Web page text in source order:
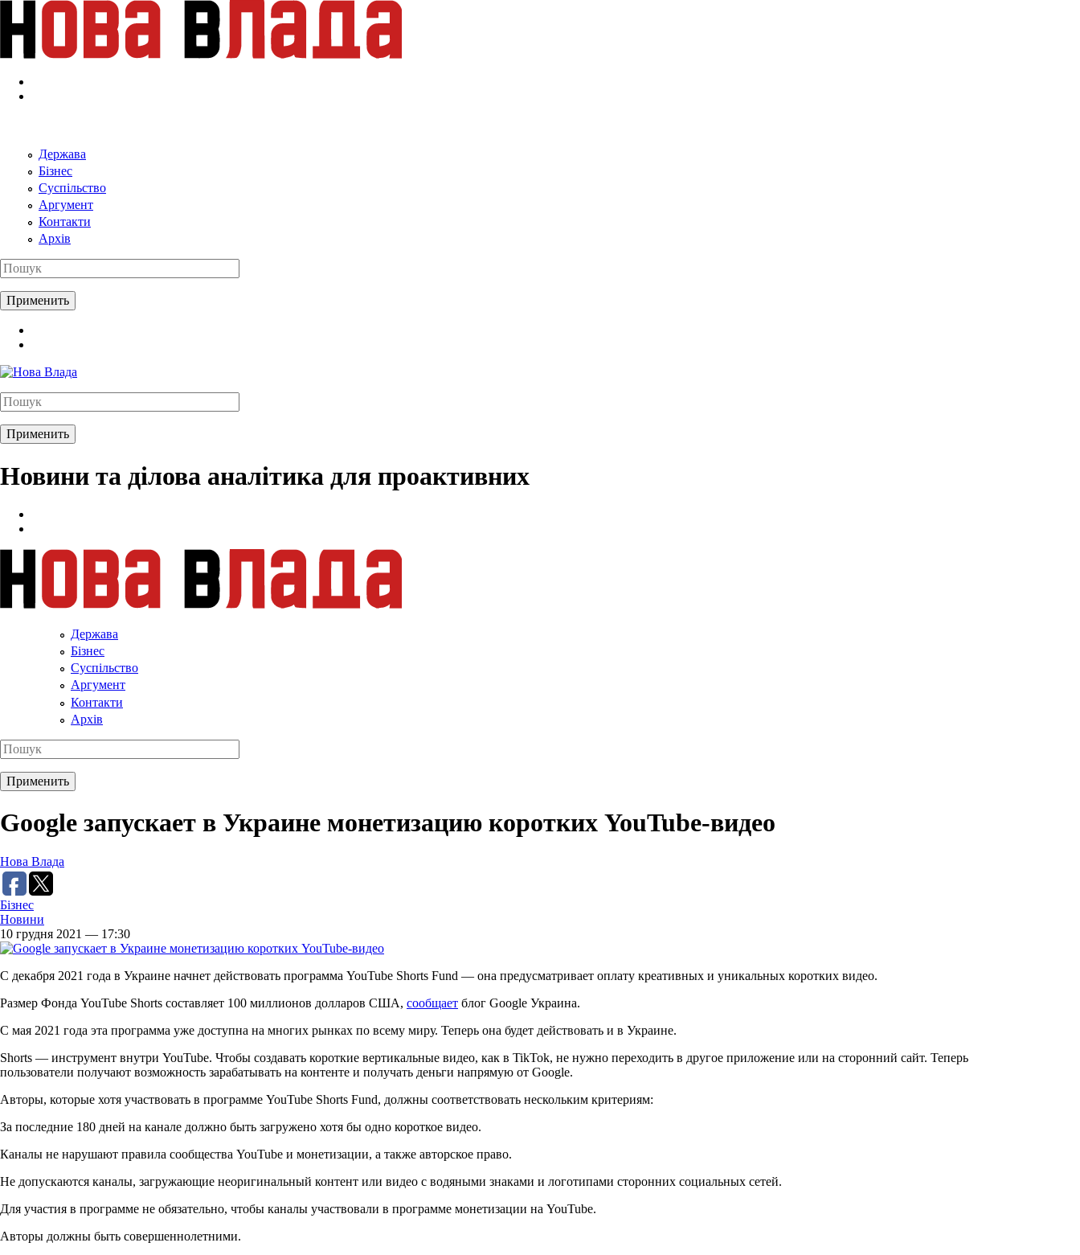
Перейти к основному содержанию
Держава
Бізнес
Суспільство
Аргумент
Контакти
Архів
Новини та ділова аналітика для проактивних
Держава
Бізнес
Суспільство
Аргумент
Контакти
Архів
Google запускает в Украине монетизацию коротких YouTube-видео
Нова Влада
Бізнес
Новини
10 грудня 2021 — 17:30
С декабря 2021 года в Украине начнет действовать программа YouTube Shorts Fund — она предусматривает оплату креативных и уникальных коротких видео.
Размер Фонда YouTube Shorts составляет 100 миллионов долларов США, сообщает блог Google Украина.
С мая 2021 года эта программа уже доступна на многих рынках по всему миру. Теперь она будет действовать и в Украине.
Shorts — инструмент внутри YouTube. Чтобы создавать короткие вертикальные видео, как в TikTok, не нужно переходить в другое приложение или на сторонний сайт. Теперь
пользователи получают возможность зарабатывать на контенте и получать деньги напрямую от Google.
Авторы, которые хотя участвовать в программе YouTube Shorts Fund, должны соответствовать нескольким критериям:
За последние 180 дней на канале должно быть загружено хотя бы одно короткое видео.
Каналы не нарушают правила сообщества YouTube и монетизации, а также авторское право.
Не допускаются каналы, загружающие неоригинальный контент или видео с водяными знаками и логотипами сторонних социальных сетей.
Для участия в программе не обязательно, чтобы каналы участвовали в программе монетизации на YouTube.
Авторы должны быть совершеннолетними.